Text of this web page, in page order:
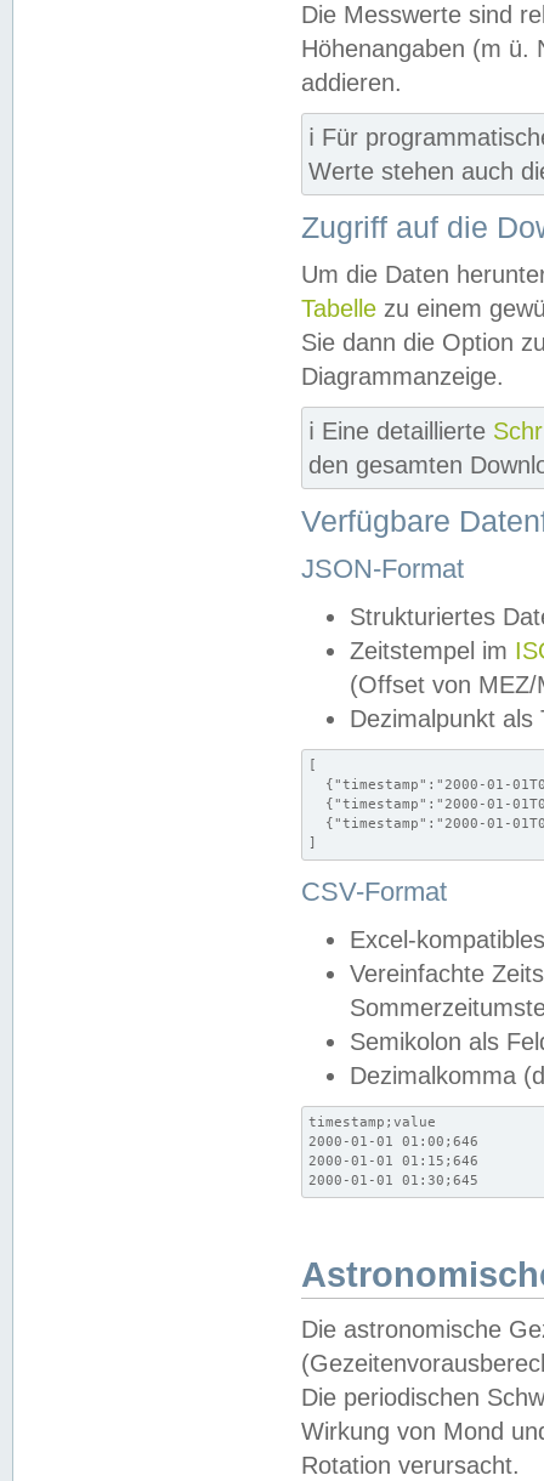
Die Messwerte sind
Höhenangaben (m ü.
addieren.
ℹ️ Für
Werte stehen auch
Zugriff auf die
Um die Daten
Tabelle zu einem
Sie dann die Option
Diagrammanzeige.
ℹ️ Eine detaillierte
den gesamten
Verfügbare
JSON-Format
Strukturiertes
Zeitstempel im
(Offset von MEZ/
Dezimalpunkt als
[
{"timestamp":"2000-01-
{"timestamp":"2000-01-
{"timestamp":"2000-01-
]
CSV-Format
Excel-
Vereinfachte
Semikolon als
Dezimalkomma
timestamp;value
2000-01-01 01:00;646
2000-01-01 01:15;646
2000-01-01 01:30;645
Die astronomische
Die periodischen
Wirkung von Mond
Rotation verursacht.